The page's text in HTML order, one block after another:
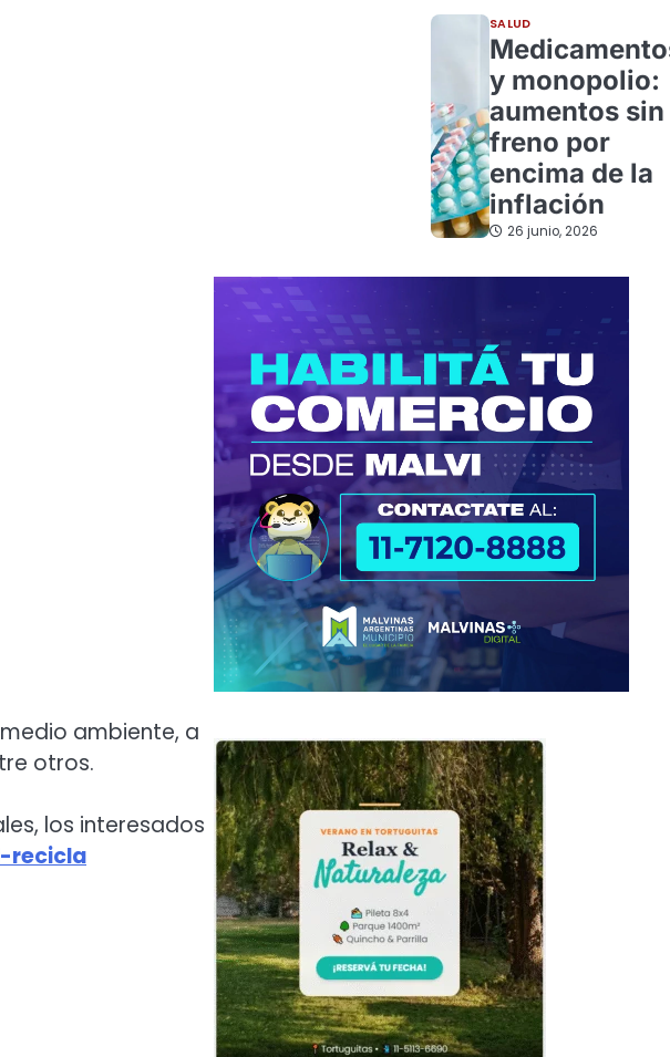
ambiente, a
otros.
los interesados
recicla
SALUD
y monopolio:
aumentos sin
freno por
encima de la
inflación
26 junio, 2026